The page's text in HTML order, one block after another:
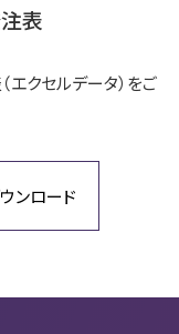
表
クセルデータ）をご
ンロード